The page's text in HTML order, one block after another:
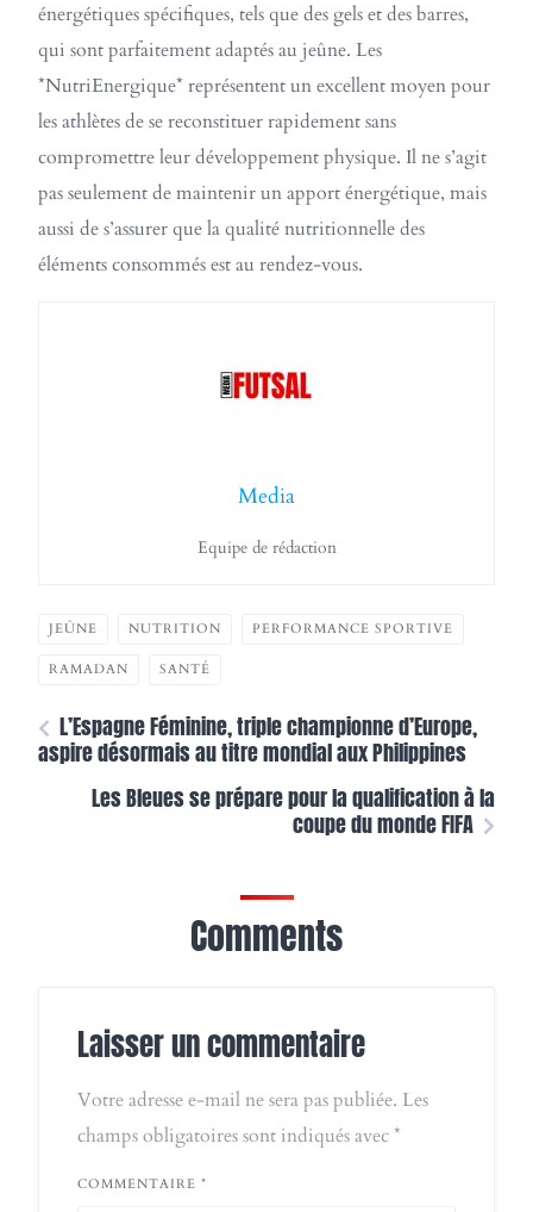
énergétiques spécifiques, tels que des gels et des barres,
qui sont parfaitement adaptés au jeûne. Les
*NutriEnergique* représentent un excellent moyen pour
les athlètes de se reconstituer rapidement sans
compromettre leur développement physique. Il ne s’agit
pas seulement de maintenir un apport énergétique, mais
aussi de s’assurer que la qualité nutritionnelle des
éléments consommés est au rendez-vous.
Media
Equipe de rédaction
JEÛNE NUTRITION PERFORMANCE SPORTIVE
RAMADAN SANTÉ
L’Espagne Féminine, triple championne d’Europe,
aspire désormais au titre mondial aux Philippines
Les Bleues se prépare pour la qualification à la
coupe du monde FIFA
Comments
Laisser un commentaire
Votre adresse e-mail ne sera pas publiée. Les
champs obligatoires sont indiqués avec*
COMMENTAIRE *